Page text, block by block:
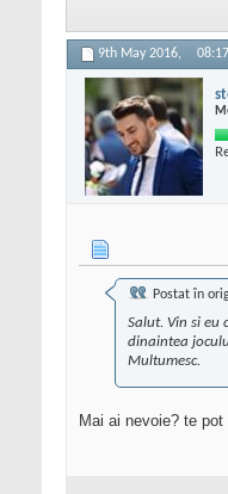
9th May 2016, 08:17
Postat în
Salut. Vin si eu
dinaintea
Multumesc.
Mai ai nevoie? te pot